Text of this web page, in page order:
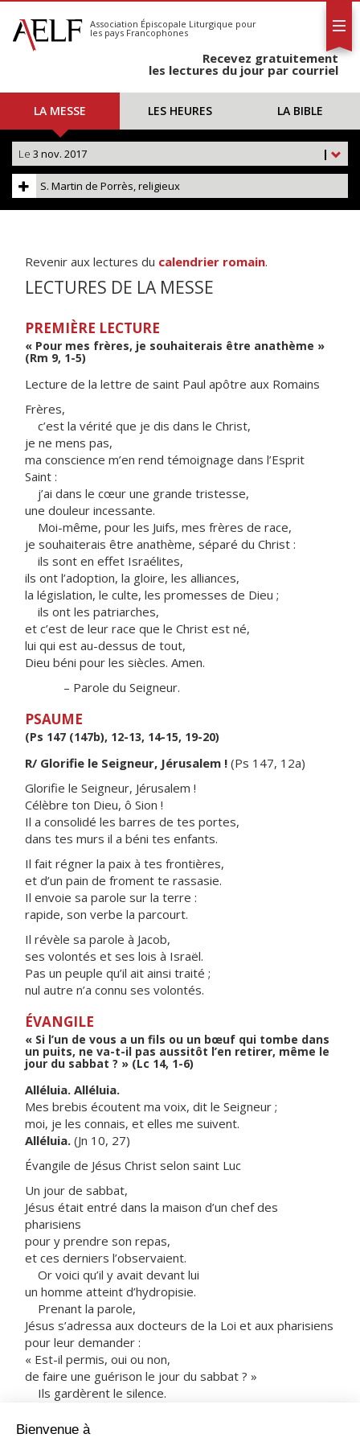
S'abonner
Calendrier
Association Épiscopale Liturgique pour
les pays Francophones
Recevez gratuitement
les lectures du jour par courriel
LA MESSE LES HEURES LA BIBLE
|
Le 3 nov. 2017
S. Martin de Porrès, religieux
Revenir aux lectures du calendrier romain.
LECTURES DE LA MESSE
PREMIÈRE LECTURE
« Pour mes frères, je souhaiterais être anathème »
(Rm 9, 1-5)
Lecture de la lettre de saint Paul apôtre aux Romains
Frères,
c’est la vérité que je dis dans le Christ,
je ne mens pas,
ma conscience m’en rend témoignage dans l’Esprit
Saint :
j’ai dans le cœur une grande tristesse,
une douleur incessante.
Moi-même, pour les Juifs, mes frères de race,
je souhaiterais être anathème, séparé du Christ :
ils sont en effet Israélites,
ils ont l’adoption, la gloire, les alliances,
la législation, le culte, les promesses de Dieu ;
ils ont les patriarches,
et c’est de leur race que le Christ est né,
lui qui est au-dessus de tout,
Dieu béni pour les siècles. Amen.
– Parole du Seigneur.
PSAUME
(Ps 147 (147b), 12-13, 14-15, 19-20)
R/ Glorifie le Seigneur, Jérusalem ! (Ps 147, 12a)
Glorifie le Seigneur, Jérusalem !
Célèbre ton Dieu, ô Sion !
Il a consolidé les barres de tes portes,
dans tes murs il a béni tes enfants.
Il fait régner la paix à tes frontières,
et d’un pain de froment te rassasie.
Il envoie sa parole sur la terre :
rapide, son verbe la parcourt.
Il révèle sa parole à Jacob,
ses volontés et ses lois à Israël.
Pas un peuple qu’il ait ainsi traité ;
nul autre n’a connu ses volontés.
ÉVANGILE
« Si l’un de vous a un fils ou un bœuf qui tombe dans
un puits, ne va-t-il pas aussitôt l’en retirer, même le
jour du sabbat ? » (Lc 14, 1-6)
Alléluia. Alléluia.
Mes brebis écoutent ma voix, dit le Seigneur ;
moi, je les connais, et elles me suivent.
Alléluia. (Jn 10, 27)
Évangile de Jésus Christ selon saint Luc
Un jour de sabbat,
Jésus était entré dans la maison d’un chef des
pharisiens
pour y prendre son repas,
et ces derniers l’observaient.
Or voici qu’il y avait devant lui
un homme atteint d’hydropisie.
Prenant la parole,
Jésus s’adressa aux docteurs de la Loi et aux pharisiens
pour leur demander :
« Est-il permis, oui ou non,
de faire une guérison le jour du sabbat ? »
Ils gardèrent le silence.
Puis il leur dit :